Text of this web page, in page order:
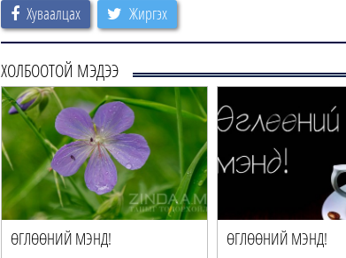
Хуваалцах Жиргэх
ХОЛБООТОЙ МЭДЭЭ
ӨГЛӨӨНИЙ МЭНД! ӨГЛӨӨНИЙ МЭНД!